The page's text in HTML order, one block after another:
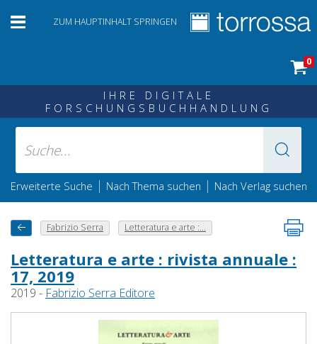
ZUM HAUPTINHALT SPRINGEN
0
IHRE DIGITALE
FORSCHUNGSBUCHHANDLUNG
Erweiterte Suche | Nach Thema suchen | Nach Verlag suchen
Fabrizio Serra Letteratura e arte :...
Letteratura e arte : rivista annuale :
17, 2019
2019 - Fabrizio Serra Editore